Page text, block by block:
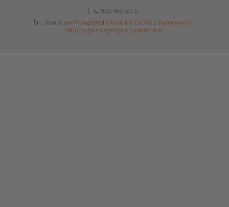
0800 800 666 0
Ein Service der ProAgeMedia GmbH & Co. KG Datenschutz|
Nutzungsbedingungen
Impressum